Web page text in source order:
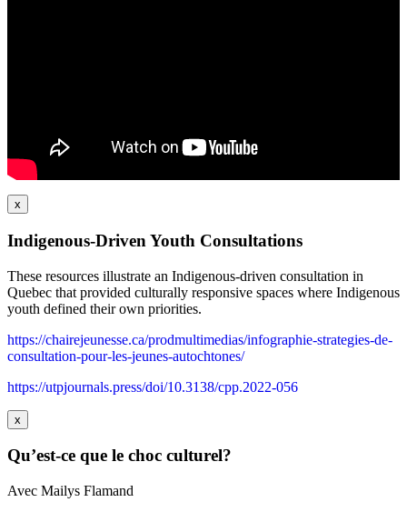
x
Indigenous-Driven Youth Consultations
These resources illustrate an Indigenous-driven consultation in
Quebec that provided culturally responsive spaces where Indigenous
youth defined their own priorities.
https://chairejeunesse.ca/prodmultimedias/infographie-strategies-de-
consultation-pour-les-jeunes-autochtones/
https://utpjournals.press/doi/10.3138/cpp.2022-056
x
Qu’est-ce que le choc culturel?
Avec Mailys Flamand